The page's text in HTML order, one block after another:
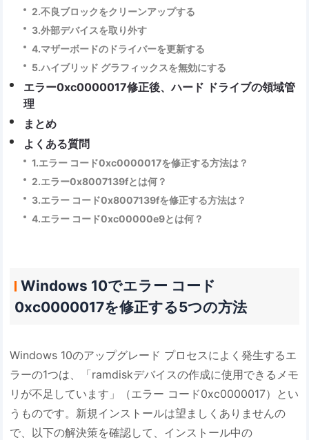
2.不良ブロックをクリーンアップする
3.外部デバイスを取り外す
4.マザーボードのドライバーを更新する
5.ハイブリッド グラフィックスを無効にする
エラー0xc0000017修正後、ハード ドライブの領域管
理
まとめ
よくある質問
1.エラー コード0xc0000017を修正する方法は？
2.エラー0x8007139fとは何？
3.エラー コード0x8007139fを修正する方法は？
4.エラー コード0xc00000e9とは何？
Windows 10でエラー コード
0xc0000017を修正する5つの方法
Windows 10のアップグレード プロセスによく発生するエ
ラーの1つは、「ramdiskデバイスの作成に使用できるメモ
リが不足しています」（エラー コード0xc0000017）とい
うものです。新規インストールは望ましくありませんの
で、以下の解決策を確認して、インストール中の